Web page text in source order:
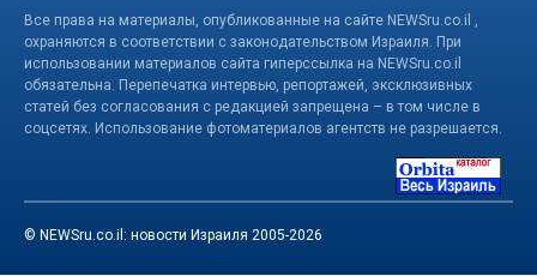
Все права на материалы, опубликованные на сайте NEWSru.co.il ,
охраняются в соответствии с законодательством Израиля. При
использовании материалов сайта гиперссылка на NEWSru.co.il
обязательна. Перепечатка интервью, репортажей, эксклюзивных
статей без согласования с редакцией запрещена – в том числе в
соцсетях. Использование фотоматериалов агентств не разрешается.
© NEWSru.co.il: новости Израиля 2005-2026